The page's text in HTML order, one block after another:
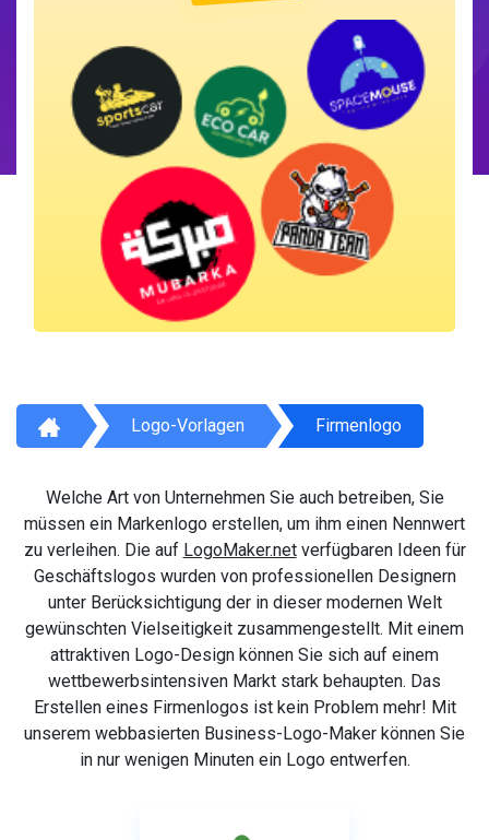
Logo-Vorlagen Firmenlogo
Welche Art von Unternehmen Sie auch betreiben, Sie
müssen ein Markenlogo erstellen, um ihm einen Nennwert
zu verleihen. Die auf LogoMaker.netverfügbaren Ideen für
Geschäftslogos wurden von professionellen Designern
unter Berücksichtigung der in dieser modernen Welt
gewünschten Vielseitigkeit zusammengestellt. Mit einem
attraktiven Logo-Design können Sie sich auf einem
wettbewerbsintensiven Markt stark behaupten. Das
Erstellen eines Firmenlogos ist kein Problem mehr! Mit
unserem webbasierten Business-Logo-Maker können Sie
in nur wenigen Minuten ein Logo entwerfen.